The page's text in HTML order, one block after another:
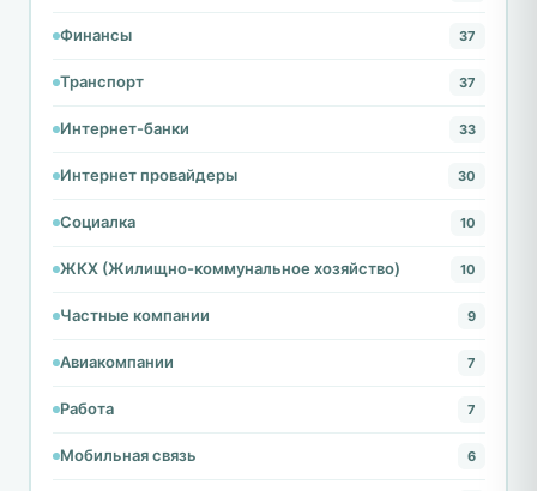
Финансы 37
Транспорт 37
Интернет-банки 33
Интернет провайдеры 30
Социалка 10
ЖКХ (Жилищно-коммунальное хозяйство) 10
Частные компании 9
Авиакомпании 7
Работа 7
Мобильная связь 6